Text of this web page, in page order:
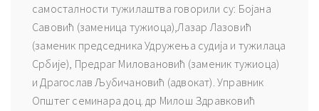
самосталности тужилаштва говорили су: Бојана
Савовић (заменица тужиоца),Лазар Лазовић
(заменик председника Удружења судија и тужилаца
Србије), Предраг Миловановић (заменик тужиоца)
и Драгослав Љубичановић (адвокат). Управник
Општег семинара доц. др Милош Здравковић